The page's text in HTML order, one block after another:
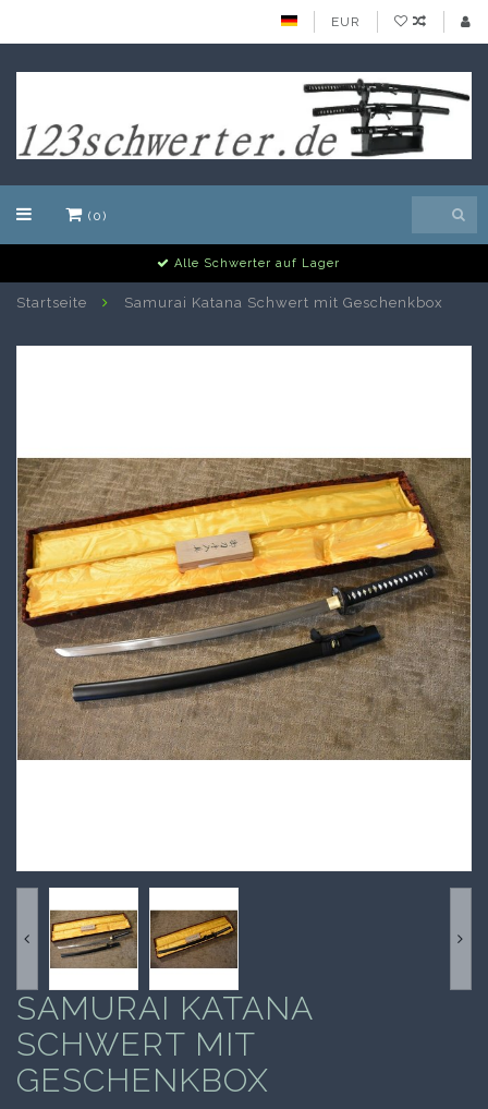
EUR
(0)
Alle Schwerter auf Lager
Startseite Samurai Katana Schwert mit Geschenkbox
SAMURAI KATANA
SCHWERT MIT
GESCHENKBOX